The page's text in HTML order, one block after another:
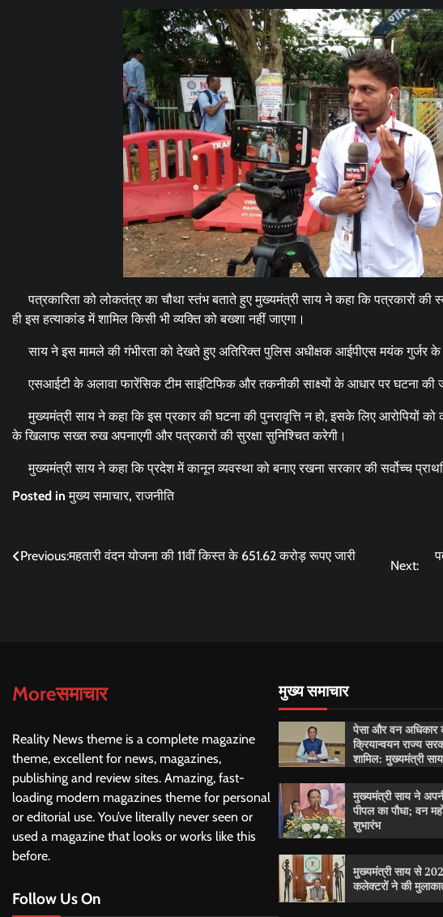
पत्रकारिता को लोकतंत्र का चौथा स्तंभ बताते हुए मुख्यमंत्री साय ने कहा कि पत्रकारों की
ही इस हत्याकांड में शामिल किसी भी व्यक्ति को बख्शा नहीं जाएगा।
साय ने इस मामले की गंभीरता को देखते हुए अतिरिक्त पुलिस अधीक्षक आईपीएस मयंक गुर्जर
एसआईटी के अलावा फारेंसिक टीम साइंटिफिक और तकनीकी साक्ष्यों के आधार पर घटना की
मुख्यमंत्री साय ने कहा कि इस प्रकार की घटना की पुनरावृत्ति न हो, इसके लिए आरोपियों को
के खिलाफ सख्त रुख अपनाएगी और पत्रकारों की सुरक्षा सुनिश्चित करेगी।
मुख्यमंत्री साय ने कहा कि प्रदेश में कानून व्यवस्था को बनाए रखना सरकार की सर्वोच्च
Posted inमुख्य समाचार,राजनीति
Post
Previous:महतारी वंदन योजना की 11वीं किस्त के 651.62 करोड़ रूपए जारी
Next:
Moreसमाचार
Reality News theme is a complete magazine
theme, excellent for news, magazines,
publishing and review sites. Amazing, fast-
loading modern magazines theme for personal
or editorial use. You’ve literally never seen or
used a magazine that looks or works like this
before.
Follow Us On
मुख्य समाचार
पेसा और वन अधिकार
क्रियान्वयन राज्य
शामिल: मुख्यमंत्री साय
मुख्यमंत्री साय ने
पीपल का पौधा; वन
शुभारंभ
मुख्यमंत्री साय से
कलेक्टरों ने की